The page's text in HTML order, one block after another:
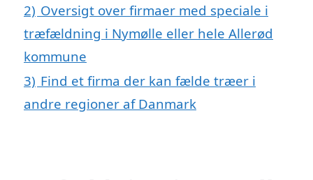
2) Oversigt over firmaer med speciale i
træfældning i Nymølle eller hele Allerød
kommune
3) Find et firma der kan fælde træer i
andre regioner af Danmark